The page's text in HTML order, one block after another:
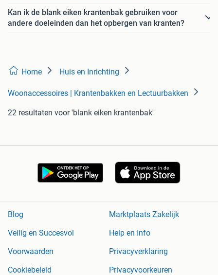
Kan ik de blank eiken krantenbak gebruiken voor
andere doeleinden dan het opbergen van kranten?
Home Huis en Inrichting
Woonaccessoires | Krantenbakken en Lectuurbakken
22 resultaten voor 'blank eiken krantenbak'
Blog
Marktplaats Zakelijk
Veilig en Succesvol
Help en Info
Voorwaarden
Privacyverklaring
Cookiebeleid
Privacyvoorkeuren